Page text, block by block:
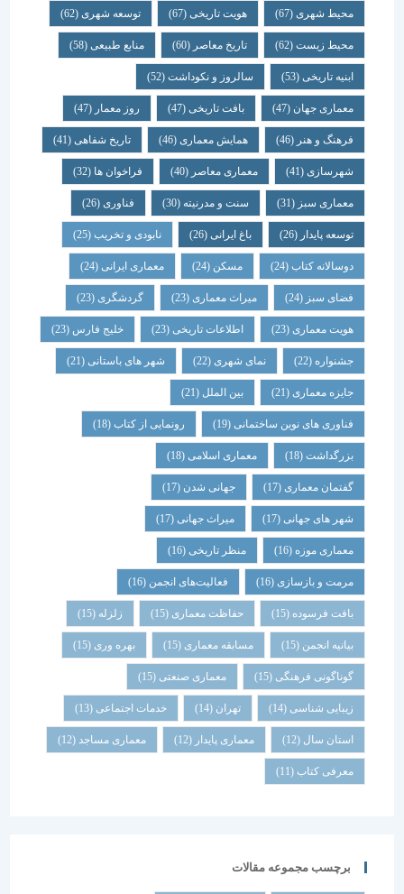
محیط شهری(67) هویت تاریخی(67) توسعه شهری(62)
محیط زیست(62) تاریخ معاصر(60) منابع طبیعی(58)
ابنیه تاریخی(53) سالروز و نکوداشت(52)
معماری جهان (47) بافت تاریخی(47) روز معمار(47)
فرهنگ و هنر(46) همایش معماری (46) تاریخ شفاهی (41)
شهرسازی(41) معماری معاصر(40) فراخوان ها (32)
معماری سبز(31) سنت و مدرنیته(30) فناوری (26)
توسعه پایدار(26) باغ ایرانی(26) نابودی و تخریب(25)
دوسالانه کتاب(24) مسکن (24) معماری ایرانی(24)
فضای سبز(24) میراث معماری (23) گردشگری (23)
هویت معماری (23) اطلاعات تاریخی(23) خلیج فارس(23)
جشنواره(22) نمای شهری(22) شهر های باستانی (21)
جایزه معماری (21) بین الملل(21)
فناوری های نوین ساختمانی(19) رونمایی از کتاب (18)
بزرگداشت (18) معماری اسلامی(18)
گفتمان معماری (17) جهانی شدن(17)
شهر های جهانی(17) میراث جهانی(17)
معماری موزه(16) منظر تاریخی (16)
مرمت و بازسازی(16) فعالیت‌های انجمن(16)
بافت فرسوده (15) حفاظت معماری (15) زلزله
بیانیه انجمن(15) مسابقه معماری (15) بهره وری(15)
گوناگونی فرهنگی (15) معماری صنعتی(15)
زیبایی شناسی (14) تهران خدمات اجتماعی (13)
استان سال(12) معماری پایدار (12) معماری مساجد(12)
معرفی کتاب(11)
برچسب مجموعه مقالات